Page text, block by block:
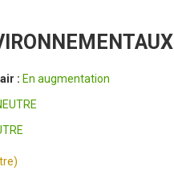
:En augmentation